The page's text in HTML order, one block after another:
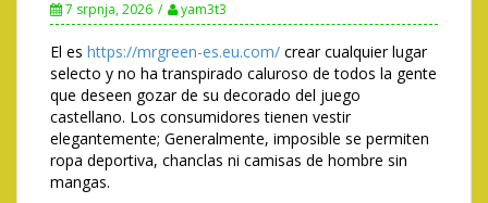
7 srpnja, 2026 yam3t3
El es https://mrgreen-es.eu.com/ crear cualquier lugar
selecto y no ha transpirado caluroso de todos la gente
que deseen gozar de su decorado del juego
castellano. Los consumidores tienen vestir
elegantemente; Generalmente, imposible se permiten
ropa deportiva, chanclas ni camisas de hombre sin
mangas.